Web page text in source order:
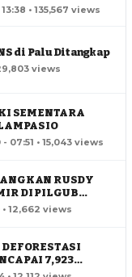
• 135,567 views
di Palu Ditangkap
views
SEMENTARA
• 15,043 views
RUSDY
DI PILGUB
12,662 views
7,923